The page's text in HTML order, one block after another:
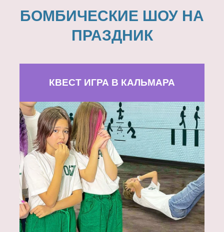
БОМБИЧЕСКИЕ ШОУ НА
ПРАЗДНИК
КВЕСТ ИГРА В КАЛЬМАРА